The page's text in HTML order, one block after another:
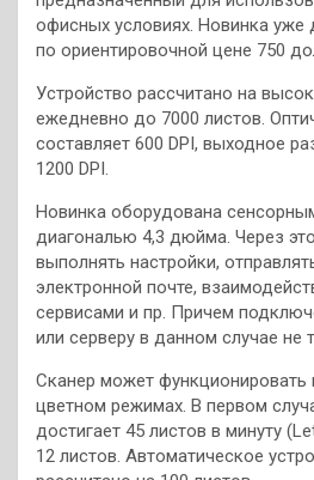
офисных условиях. Новинка уже
по ориентировочной цене 750
Устройство рассчитано на
ежедневно до 7000 листов.
составляет 600 DPI, выходное
1200 DPI.
Новинка оборудована
диагональю 4,3 дюйма. Через
выполнять настройки,
электронной почте,
сервисами и пр. Причем
или серверу в данном случае не
Сканер может
цветном режимах. В первом
достигает 45 листов в минуту
12 листов. Автоматическое